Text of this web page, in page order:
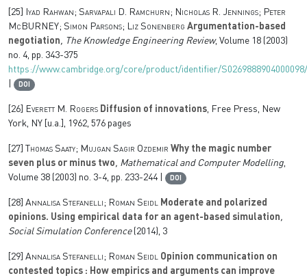
[25]
Iyad Rahwan; Sarvapali D. Ramchurn; Nicholas R. Jennings; Peter
McBURNEY; Simon Parsons; Liz Sonenberg Argumentation-based
negotiation, The Knowledge Engineering Review, Volume 18 (2003)
no. 4, pp. 343-375
https://www.cambridge.org/core/product/identifier/
DOI
[26] Everett M. Rogers Diffusion of innovations, Free Press, New
York, NY [u.a.], 1962, 576 pages
[27] Thomas Saaty; Mujgan Sagir Ozdemir Why the magic number
seven plus or minus two, Mathematical and Computer Modelling,
Volume 38 (2003) no. 3-4, pp. 233-244 | DOI
[28] Annalisa Stefanelli; Roman Seidl Moderate and polarized
opinions. Using empirical data for an agent-based simulation,
Social Simulation Conference(2014), 3
[29] Annalisa Stefanelli; Roman Seidl Opinion communication on
contested topics : How empirics and arguments can improve